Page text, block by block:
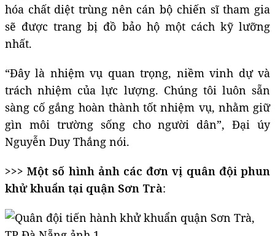
hóa chất diệt trùng nên cán bộ chiến sĩ tham gia
sẽ được trang bị đồ bảo hộ một cách kỹ lưỡng
nhất.
“Đây là nhiệm vụ quan trọng, niềm vinh dự và
trách nhiệm của lực lượng. Chúng tôi luôn sẵn
sàng cố gắng hoàn thành tốt nhiệm vụ, nhằm giữ
gìn môi trường sống cho người dân”, Đại úy
Nguyễn Duy Thắng nói.
>>> Một số hình ảnh các đơn vị quân đội phun
khử khuẩn tại quận Sơn Trà: